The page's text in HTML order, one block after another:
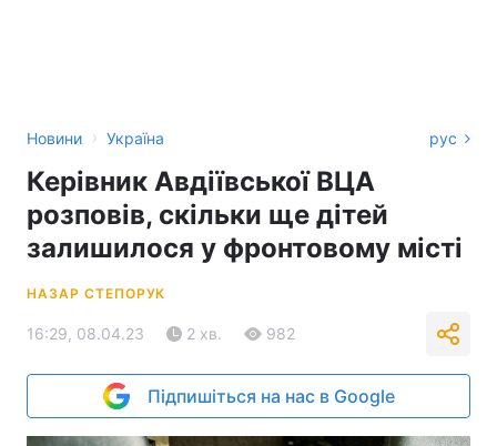
Новини › Україна рус
Керівник Авдіївської ВЦА
розповів, скільки ще дітей
залишилося у фронтовому місті
НАЗАР СТЕПОРУК
16:29, 08.04.23 2 хв. 982
Підпишіться на нас в Google